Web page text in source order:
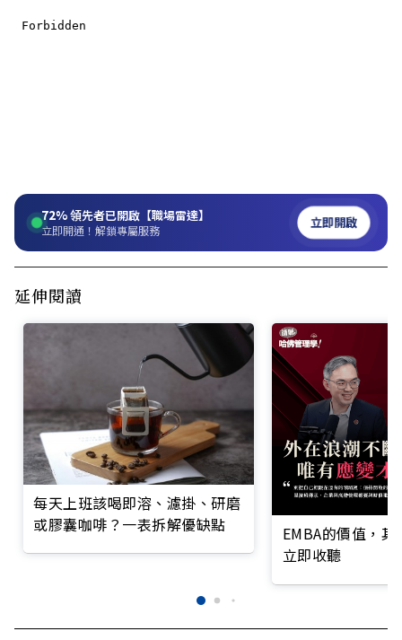
72%領先者已開啟【職場雷達】
立即開通！解鎖專屬服務 立即開啟
延伸閱讀
每天上班該喝即溶、濾掛、研磨
或膠囊咖啡？一表拆解優缺點
EMBA的價值，
立即收聽